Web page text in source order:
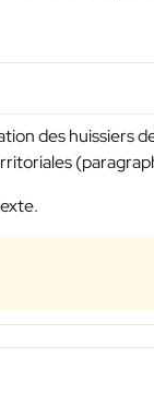
des huissiers